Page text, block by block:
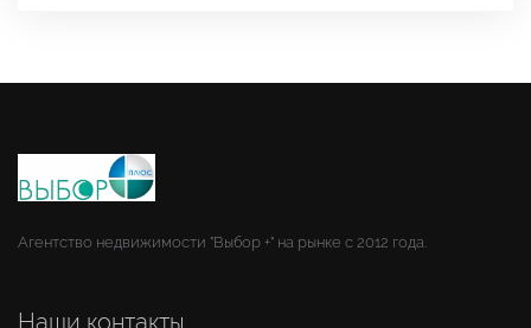
Агентство недвижимости "Выбор +" на рынке с 2012 года.
Наши контакты